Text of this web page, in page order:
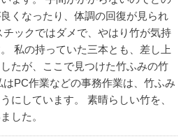
くなったり、体調の回復が見られ
チックではダメで、やはり竹が気持
私の持っていた三本とも、差し上
たが、ここで見つけた竹ふみの竹
はPC作業などの事務作業は、竹ふみ
にしています。
素晴らしい竹を、
した。